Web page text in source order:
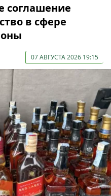
соглашение
в сфере
07 АВГУСТА 2026 19:15